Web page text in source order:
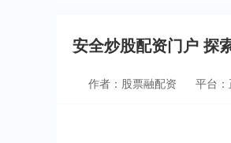
安全炒股配资门户 探
作者：股票融配资 平台